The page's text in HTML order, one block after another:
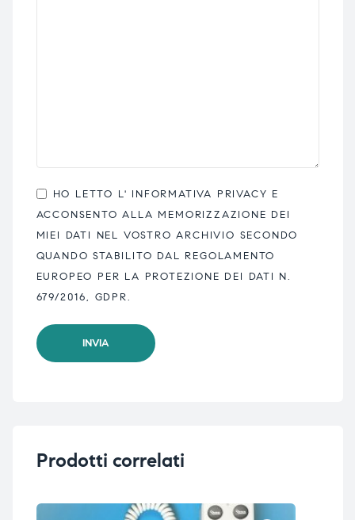
HO LETTO L' INFORMATIVA PRIVACY E
ACCONSENTO ALLA MEMORIZZAZIONE DEI
MIEI DATI NEL VOSTRO ARCHIVIO SECONDO
QUANDO STABILITO DAL REGOLAMENTO
EUROPEO PER LA PROTEZIONE DEI DATI N.
679/2016, GDPR.
Prodotti correlati